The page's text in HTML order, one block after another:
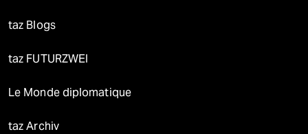
taz Blogs
taz FUTURZWEI
Le Monde diplomatique
taz Archiv